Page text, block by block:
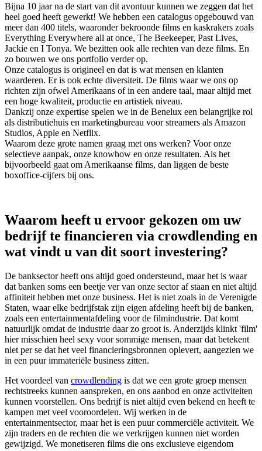
Bijna 10 jaar na de start van dit avontuur kunnen we zeggen dat het
heel goed heeft gewerkt! We hebben een catalogus opgebouwd van
meer dan 400 titels, waaronder bekroonde films en kaskrakers zoals
Everything Everywhere all at once, The Beekeeper, Past Lives,
Jackie en I Tonya. We bezitten ook alle rechten van deze films. En
zo bouwen we ons portfolio verder op.
Onze catalogus is origineel en dat is wat mensen en klanten
waarderen. Er is ook echte diversiteit. De films waar we ons op
richten zijn ofwel Amerikaans of in een andere taal, maar altijd met
een hoge kwaliteit, productie en artistiek niveau.
Dankzij onze expertise spelen we in de Benelux een belangrijke rol
als distributiehuis en marketingbureau voor streamers als Amazon
Studios, Apple en Netflix.
Waarom deze grote namen graag met ons werken? Voor onze
selectieve aanpak, onze knowhow en onze resultaten. Als het
bijvoorbeeld gaat om Amerikaanse films, dan liggen de beste
boxoffice-cijfers bij ons.
Waarom heeft u ervoor gekozen om uw
bedrijf te financieren via crowdlending en
wat vindt u van dit soort investering?
De banksector heeft ons altijd goed ondersteund, maar het is waar
dat banken soms een beetje ver van onze sector af staan en niet altijd
affiniteit hebben met onze business. Het is niet zoals in de Verenigde
Staten, waar elke bedrijfstak zijn eigen afdeling heeft bij de banken,
zoals een entertainmentafdeling voor de filmindustrie. Dat komt
natuurlijk omdat de industrie daar zo groot is. Anderzijds klinkt 'film'
hier misschien heel sexy voor sommige mensen, maar dat betekent
niet per se dat het veel financieringsbronnen oplevert, aangezien we
in een puur immateriële business zitten.
Het voordeel van crowdlending is dat we een grote groep mensen
rechtstreeks kunnen aanspreken, en ons aanbod en onze activiteiten
kunnen voorstellen. Ons bedrijf is niet altijd even bekend en heeft te
kampen met veel vooroordelen. Wij werken in de
entertainmentsector, maar het is een puur commerciële activiteit. We
zijn traders en de rechten die we verkrijgen kunnen niet worden
gewijzigd. We monetiseren films die ons exclusieve eigendom